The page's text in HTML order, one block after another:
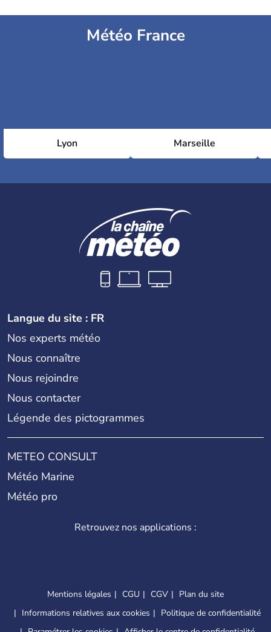
Météo France
Lyon Marseille
Langue du site : FR
Nos experts météo
Nous connaître
Nous rejoindre
Nous contacter
Légende des pictogrammes
METEO CONSULT
Météo Marine
Météo pro
Retrouvez nos applications :
Mentions légales CGU CGV
Plan du site
Informations relatives aux cookies
Politique de confidentialité